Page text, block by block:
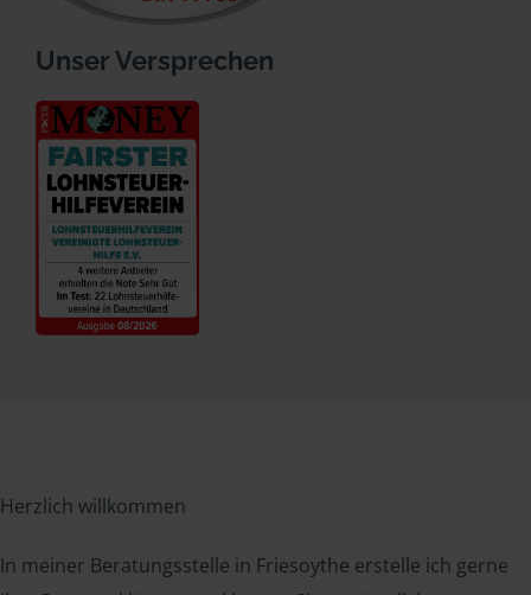
Unser Versprechen
Herzlich willkommen
In meiner Beratungsstelle in Friesoythe erstelle ich gerne